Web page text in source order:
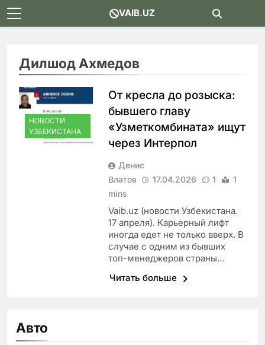
Skip
to
VAIB.UZ
Дилшод Ахмедов
НОВОСТИ
УЗБЕКИСТАНА
От кресла до розыска:
бывшего главу
«Узметкомбината» ищут
через Интерпол
Денис
Влатов
17.04.2026 1
1
mins
Vaib.uz (новости Узбекистана.
17 апреля). Карьерный лифт
иногда едет не только вверх. В
случае с одним из бывших
топ-менеджеров страны…
Читать больше
Авто